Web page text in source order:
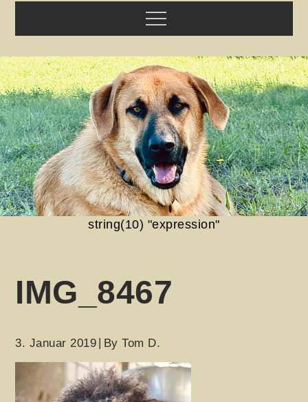
Menu
string(10) "expression"
IMG_8467
3. Januar 2019 ByTom D.